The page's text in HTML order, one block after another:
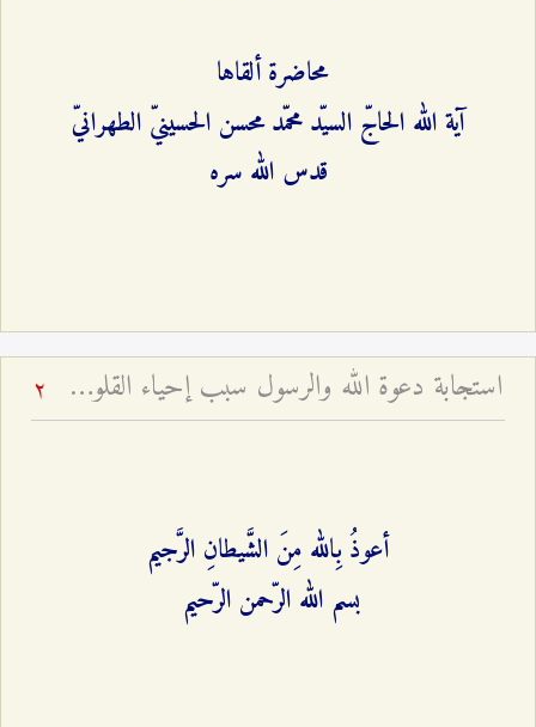
محاضرة ألقاها
آية الله الحاجّ السيّد محمّد محسن الحسينيّ الطهرانيّ
قدس الله سره
استجابة دعوة الله والرسول سبب إحياء القلوب - خطبة عيد الفطر لعام ۱٤۲٤ هـ 2
أعوذُ بِالله مِنَ الشَّیطانِ الرَّجیم
بسم الله الرّحمن الرّحیم